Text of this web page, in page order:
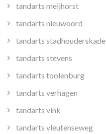
tandarts meijhorst
tandarts nieuwoord
tandarts stadhouderskade
tandarts stevens
tandarts toolenburg
tandarts verhagen
tandarts vink
tandarts vleutenseweg